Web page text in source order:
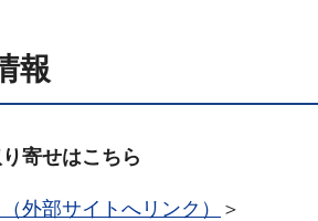
報
寄せはこちら
外部サイトへリンク） ＞